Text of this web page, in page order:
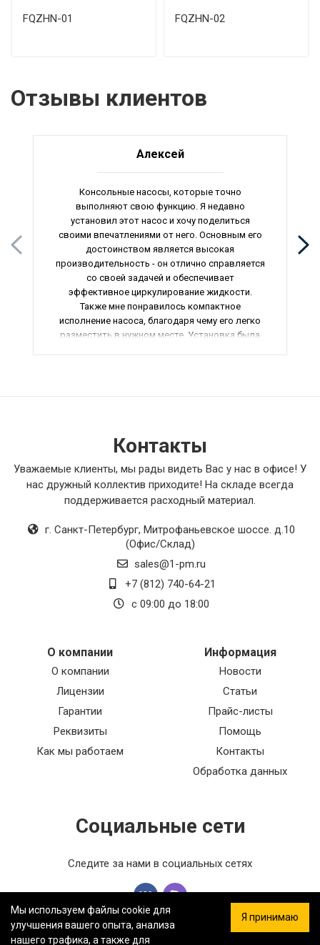
FQZHN-01 FQZHN-02
Отзывы клиентов
Алексей
Консольные насосы, которые точно
выполняют свою функцию. Я недавно
установил этот насос и хочу поделиться
своими впечатлениями от него. Основным его
достоинством является высокая
производительность - он отлично справляется
со своей задачей и обеспечивает
эффективное циркулирование жидкости.
Также мне понравилось компактное
исполнение насоса, благодаря чему его легко
разместить в нужном месте. Установка была
Контакты
Уважаемые клиенты, мы рады видеть Вас у нас в офисе! У
нас дружный коллектив приходите! На складе всегда
поддерживается расходный материал.
г. Санкт-Петербург, Митрофаньевское шоссе. д.10
(Офис/Склад)
sales@1-pm.ru
+7 (812) 740-64-21
с 09:00 до 18:00
О компании
О компании
Лицензии
Гарантии
Реквизиты
Как мы работаем
Информация
Новости
Статьи
Прайс-листы
Помощь
Контакты
Обработка данных
Социальные сети
Следите за нами в социальных сетях
Мы используем файлы cookie для
улучшения вашего опыта, анализа
нашего трафика, а также для
Я принимаю